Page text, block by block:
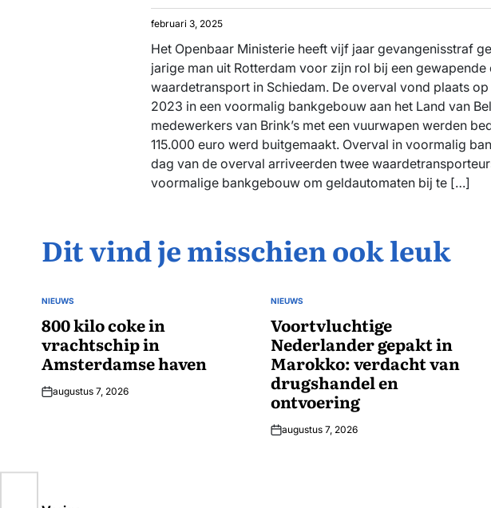
februari 3, 2025
Het Openbaar Ministerie heeft vijf jaar gevangenisstraf
jarige man uit Rotterdam voor zijn rol bij een gewapende
waardetransport in Schiedam. De overval vond plaats op
2023 in een voormalig bankgebouw aan het Land van
medewerkers van Brink’s met een vuurwapen werden
115.000 euro werd buitgemaakt. Overval in voormalig
dag van de overval arriveerden twee
voormalige bankgebouw om geldautomaten bij te […]
Dit vind je misschien ook leuk
GEPLAATST
NIEUWS
800 kilo coke in
vrachtschip in
Amsterdamse haven
augustus 7, 2026
GEPLAATST
NIEUWS
Voortvluchtige
Nederlander gepakt in
Marokko: verdacht van
drugshandel en
ontvoering
augustus 7, 2026